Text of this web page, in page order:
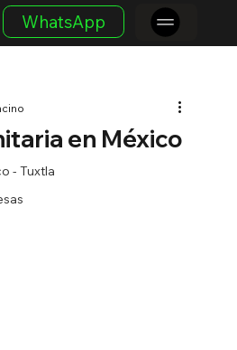
WhatsApp
- Tuxtla
en México